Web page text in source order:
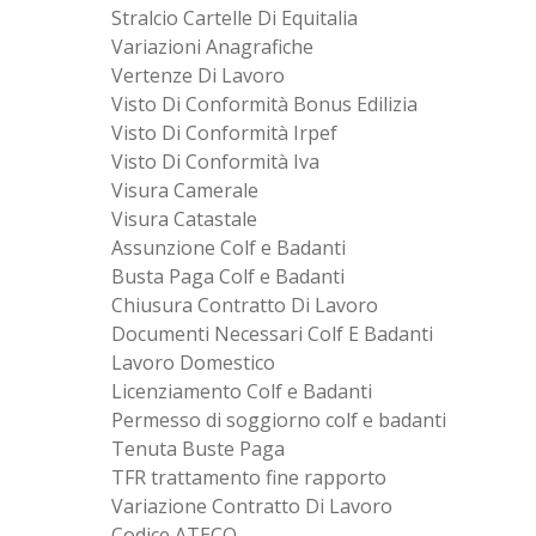
Stralcio Cartelle Di Equitalia
Variazioni Anagrafiche
Vertenze Di Lavoro
Visto Di Conformità Bonus Edilizia
Visto Di Conformità Irpef
Visto Di Conformità Iva
Visura Camerale
Visura Catastale
Assunzione Colf e Badanti
Busta Paga Colf e Badanti
Chiusura Contratto Di Lavoro
Documenti Necessari Colf E Badanti
Lavoro Domestico
Licenziamento Colf e Badanti
Permesso di soggiorno colf e badanti
Tenuta Buste Paga
TFR trattamento fine rapporto
Variazione Contratto Di Lavoro